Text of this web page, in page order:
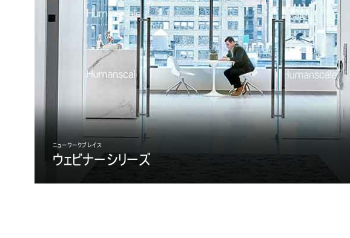
サインイン
SIGN IN WITH SSO
パスワードを忘れた
Select
Region
ニューワークプレイス
ウェビナーシリーズ